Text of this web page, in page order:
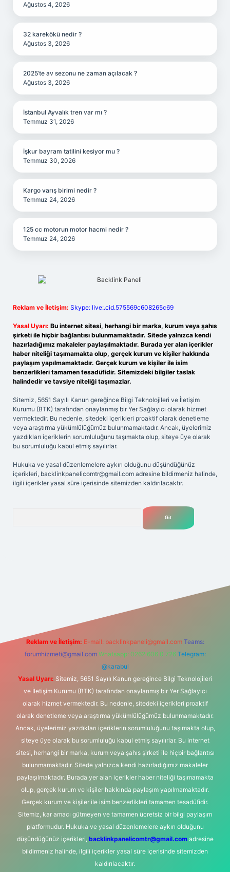
Ağustos 4, 2026
32 karekökü nedir ?
Ağustos 3, 2026
2025’te av sezonu ne zaman açılacak ?
Ağustos 3, 2026
İstanbul Ayvalık tren var mı ?
Temmuz 31, 2026
İşkur bayram tatilini kesiyor mu ?
Temmuz 30, 2026
Kargo varış birimi nedir ?
Temmuz 24, 2026
125 cc motorun motor hacmi nedir ?
Temmuz 24, 2026
Reklam ve İletişim: Skype: live:.cid.575569c608265c69
Yasal Uyarı: Bu internet sitesi, herhangi bir marka, kurum veya şahıs
şirketi ile hiçbir bağlantısı bulunmamaktadır. Sitede yalnızca kendi
hazırladığımız makaleler paylaşılmaktadır. Burada yer alan içerikler
haber niteliği taşımamakta olup, gerçek kurum ve kişiler hakkında
paylaşım yapılmamaktadır. Gerçek kurum ve kişiler ile isim
benzerlikleri tamamen tesadüfidir. Sitemizdeki bilgiler taslak
halindedir ve tavsiye niteliği taşımazlar.
Sitemiz, 5651 Sayılı Kanun gereğince Bilgi Teknolojileri ve İletişim
Kurumu (BTK) tarafından onaylanmış bir Yer Sağlayıcı olarak hizmet
vermektedir. Bu nedenle, sitedeki içerikleri proaktif olarak denetleme
veya araştırma yükümlülüğümüz bulunmamaktadır. Ancak, üyelerimiz
yazdıkları içeriklerin sorumluluğunu taşımakta olup, siteye üye olarak
bu sorumluluğu kabul etmiş sayılırlar.
Hukuka ve yasal düzenlemelere aykırı olduğunu düşündüğünüz
içerikleri, backlinkpanelicomtr@gmail.com adresine bildirmeniz halinde,
ilgili içerikler yasal süre içerisinde sitemizden kaldırılacaktır.
Reklam ve İletişim: E-mail: backlinkpaneli@gmail.com Teams:
forumhizmeti@gmail.com Whatsapp: 0262 606 0 726 Telegram:
@karabul
Yasal Uyarı: Sitemiz, 5651 Sayılı Kanun gereğince Bilgi Teknolojileri
ve İletişim Kurumu (BTK) tarafından onaylanmış bir Yer Sağlayıcı
olarak hizmet vermektedir. Bu nedenle, sitedeki içerikleri proaktif
olarak denetleme veya araştırma yükümlülüğümüz bulunmamaktadır.
Ancak, üyelerimiz yazdıkları içeriklerin sorumluluğunu taşımakta olup,
siteye üye olarak bu sorumluluğu kabul etmiş sayılırlar. Bu internet
sitesi, herhangi bir marka, kurum veya şahıs şirketi ile hiçbir bağlantısı
bulunmamaktadır. Sitede yalnızca kendi hazırladığımız makaleler
paylaşılmaktadır. Burada yer alan içerikler haber niteliği taşımamakta
olup, gerçek kurum ve kişiler hakkında paylaşım yapılmamaktadır.
Gerçek kurum ve kişiler ile isim benzerlikleri tamamen tesadüfidir.
Sitemiz, kar amacı gütmeyen ve tamamen ücretsiz bir bilgi paylaşım
platformudur. Hukuka ve yasal düzenlemelere aykırı olduğunu
düşündüğünüz içerikleri, backlinkpanelicomtr@gmail.comadresine
bildirmeniz halinde, ilgili içerikler yasal süre içerisinde sitemizden
kaldırılacaktır.